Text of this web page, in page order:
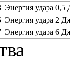
Энергия удара 0,5
Энергия удара 2
Энергия удара 6